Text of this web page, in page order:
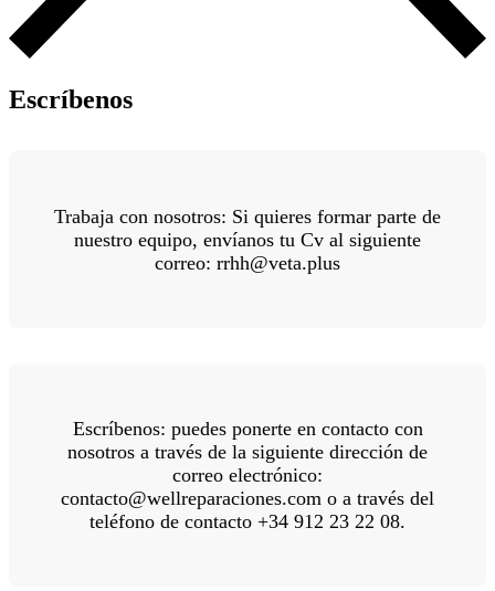
Escríbenos
Trabaja con nosotros: Si quieres formar parte de
nuestro equipo, envíanos tu Cv al siguiente
correo: rrhh@veta.plus
Escríbenos: puedes ponerte en contacto con
nosotros a través de la siguiente dirección de
correo electrónico:
contacto@wellreparaciones.com o a través del
teléfono de contacto +34 912 23 22 08.